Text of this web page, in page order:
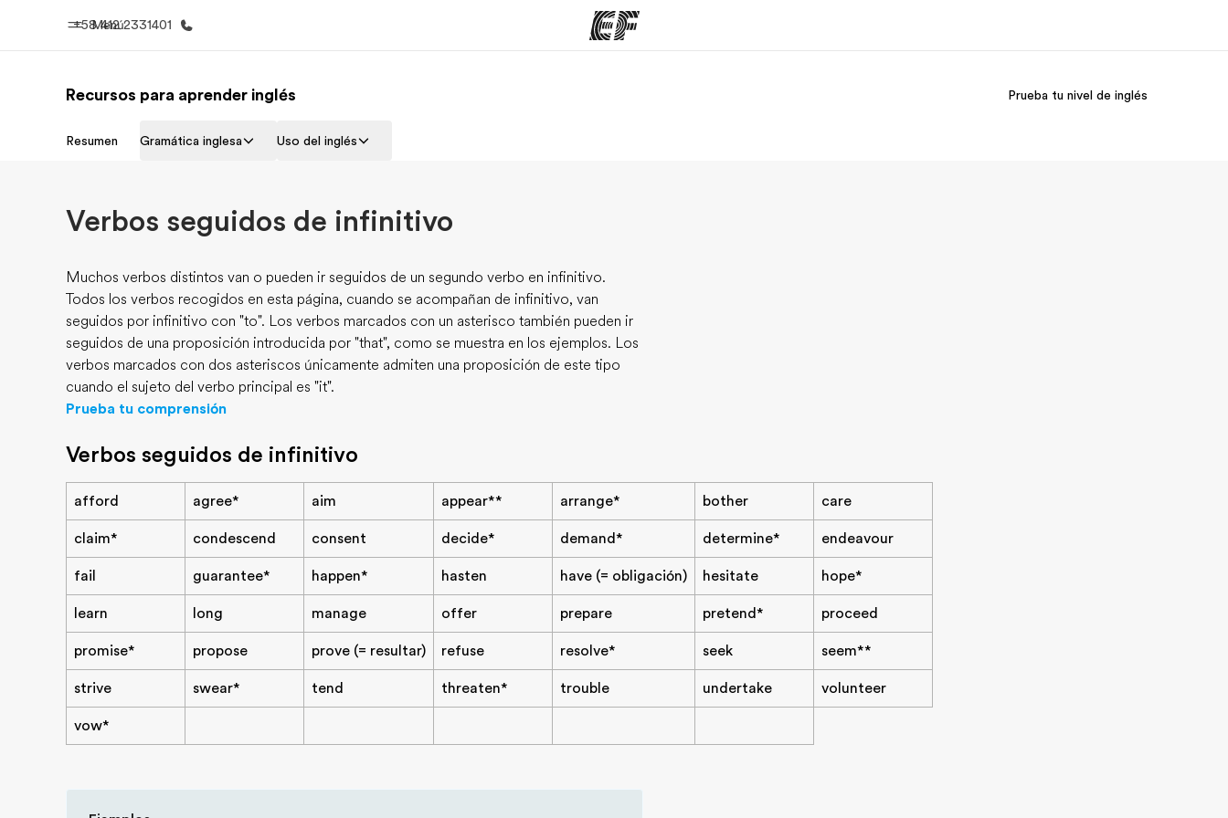
Menú
+58 412 2331401
Inicio
Recursos para aprender inglés Prueba tu nivel de inglés
Resumen Gramática inglesa Uso del inglés
Verbos seguidos de infinitivo
Muchos verbos distintos van o pueden ir seguidos de un segundo verbo en infinitivo.
Todos los verbos recogidos en esta página, cuando se acompañan de infinitivo, van
seguidos por infinitivo con "to". Los verbos marcados con un asterisco también pueden ir
seguidos de una proposición introducida por "that", como se muestra en los ejemplos. Los
verbos marcados con dos asteriscos únicamente admiten una proposición de este tipo
cuando el sujeto del verbo principal es "it".
Prueba tu comprensión
Verbos seguidos de infinitivo
afford agree* aim appear** arrange* bother care
claim* condescend consent decide* demand* determine* endeavour
fail guarantee* happen* hasten have (= obligación) hesitate hope*
learn long manage offer prepare pretend* proceed
promise* propose prove (= resultar) refuse resolve* seek seem**
strive swear* tend threaten* trouble undertake volunteer
vow*